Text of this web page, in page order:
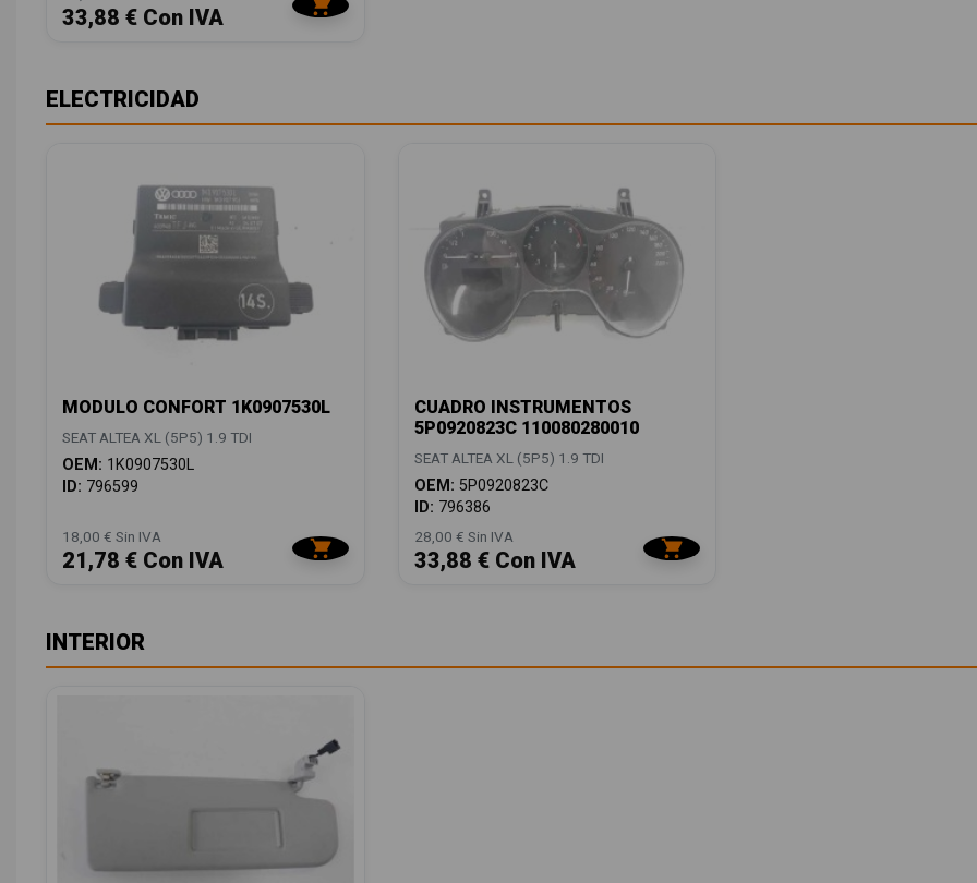
33,88 € Con IVA
ELECTRICIDAD
MODULO CONFORT 1K0907530L
SEAT ALTEA XL (5P5) 1.9 TDI
OEM: 1K0907530L
ID: 796599
18,00 € Sin IVA
21,78 € Con IVA
CUADRO INSTRUMENTOS
5P0920823C 110080280010
SEAT ALTEA XL (5P5) 1.9 TDI
OEM: 5P0920823C
ID: 796386
28,00 € Sin IVA
33,88 € Con IVA
INTERIOR